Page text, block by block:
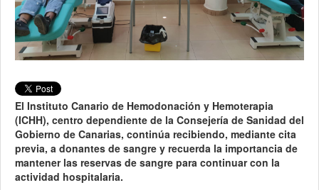
El Instituto Canario de Hemodonación y Hemoterapia
(ICHH), centro dependiente de la Consejería de Sanidad del
Gobierno de Canarias, continúa recibiendo, mediante cita
previa, a donantes de sangre y recuerda la importancia de
mantener las reservas de sangre para continuar con la
actividad hospitalaria.